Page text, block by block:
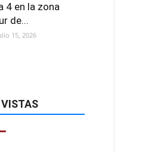
4 en la zona
de...
15, 2026